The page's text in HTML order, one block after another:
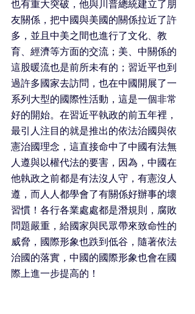
也有重大突破，他與川普總統建立了朋
友關係，把中國與美國的關係拉近了許
多，並且中美之間也進行了文化、教
育、經濟等方面的交流；美、中關係的
這股暖流也是前所未有的；習近平也到
過許多國家去訪問，也在中國開展了一
系列大型的國際性活動，這是一個非常
好的開始。在習近平執政的前五年裡，
最引人注目的就是推出的依法治國與依
憲治國理念，這直接命中了中國有法無
人遵與以權代法的要害，因為，中國在
他執政之前都是有法沒人守，有憲沒人
遵，而人人都學會了有關係好辦事的壞
習慣！各行各業處處都是潛規則，腐敗
問題嚴重，給國家與民眾帶來致命性的
威脅，國際形象也跌到低谷，隨著依法
治國的落實，中國的國際形象也會在國
際上進一步提高的！